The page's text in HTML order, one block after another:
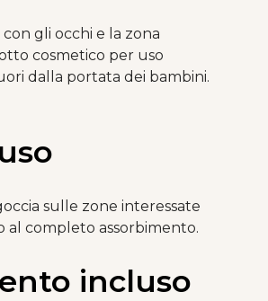
gli occhi e la zona
cosmetico per uso
dalla portata dei bambini.
sulle zone interessate
al completo assorbimento.
incluso